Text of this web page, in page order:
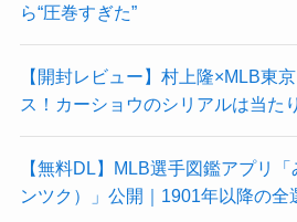
ら“圧巻すぎた”
【開封レビュー】村上隆×MLB東
ス！カーショウのシリアルは当た
【無料DL】MLB選手図鑑アプリ
ンツク）」公開｜1901年以降の全